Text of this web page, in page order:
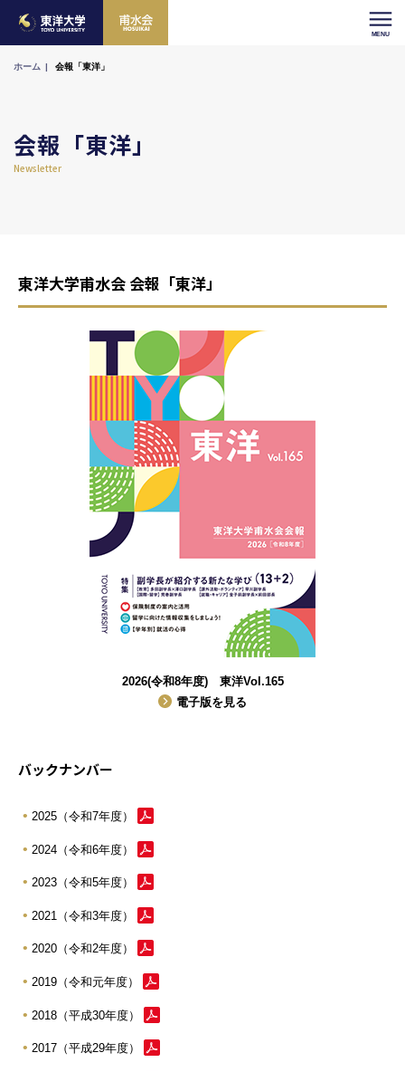
ホーム 会報「東洋」
会報「東洋」
Newsletter
東洋大学甫水会 会報「東洋」
2026(令和8年度) 東洋Vol.165
電子版を見る
バックナンバー
2025（令和7年度）
2024（令和6年度）
2023（令和5年度）
2021（令和3年度）
2020（令和2年度）
2019（令和元年度）
2018（平成30年度）
2017（平成29年度）